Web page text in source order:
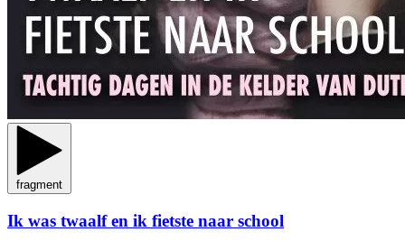
fragment
Ik was twaalf en ik fietste naar school